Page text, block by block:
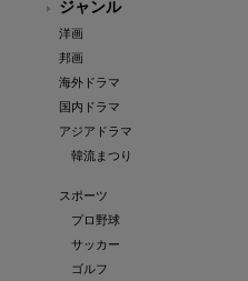
ジャンル
洋画
邦画
海外ドラマ
国内ドラマ
アジアドラマ
韓流まつり
スポーツ
プロ野球
サッカー
ゴルフ